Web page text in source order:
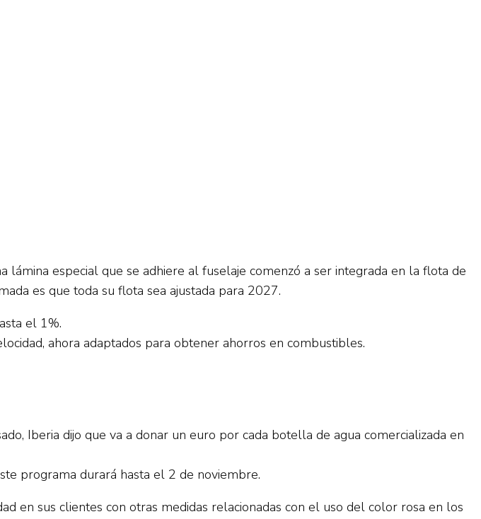
lámina especial que se adhiere al fuselaje comenzó a ser integrada en la flota de
es que toda su flota sea ajustada para 2027.
el 1%.
ahora adaptados para obtener ahorros en combustibles.
Iberia dijo que va a donar un euro por cada botella de agua comercializada en
programa durará hasta el 2 de noviembre.
en sus clientes con otras medidas relacionadas con el uso del color rosa en los